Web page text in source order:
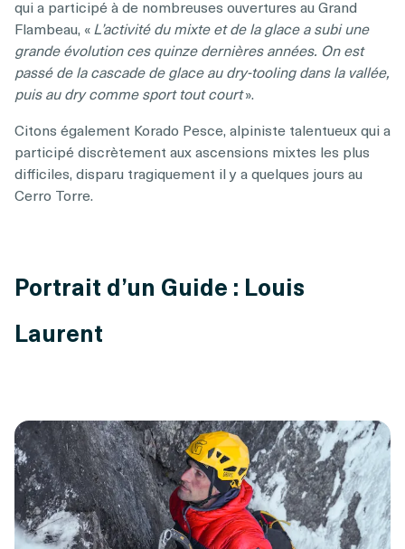
qui a participé à de nombreuses ouvertures au Grand
Flambeau, « L’activité du mixte et de la glace a subi une
grande évolution ces quinze dernières années. On est
passé de la cascade de glace au dry-tooling dans la vallée,
puis au dry comme sport tout court».
Citons également Korado Pesce, alpiniste talentueux qui a
participé discrètement aux ascensions mixtes les plus
difficiles, disparu tragiquement il y a quelques jours au
Cerro Torre.
Portrait d’un Guide : Louis
Laurent